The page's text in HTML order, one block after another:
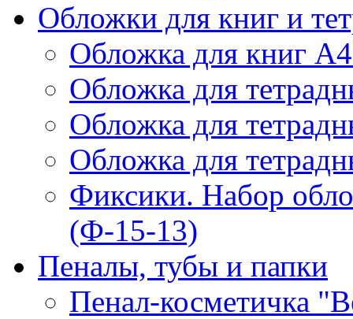
Обложки для книг и
Обложка для книг
Обложка для
Обложка для
Обложка для
Фиксики. Набор
(Ф-15-13)
Пеналы, тубы и папки
Пенал-косметичка